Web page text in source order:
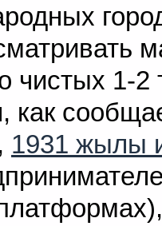
чистых 1-2
как
1931 жылы